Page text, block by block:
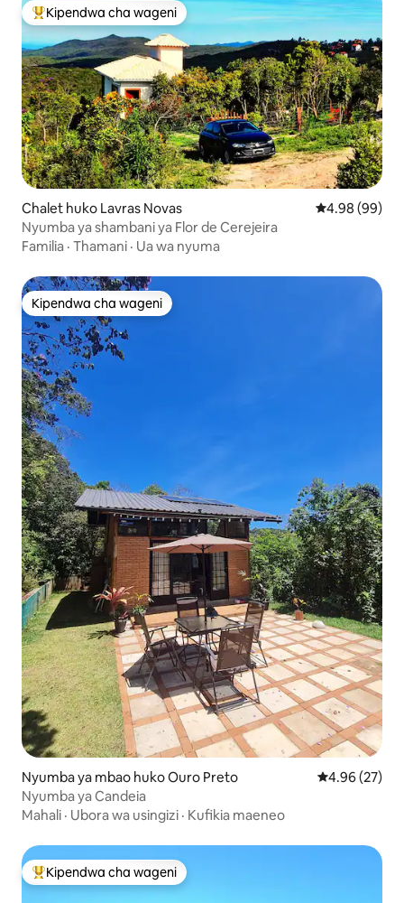
Kipendwa maarufu cha wageni
Kipendwa cha wageni
Chalet huko Lavras Novas Ukadiriaji wa
4.98 (99)
Nyumba ya shambani ya Flor de Cerejeira
Familia · Thamani · Ua wa nyuma
Kipendwa cha wageni
Kipendwa cha wageni
Nyumba ya mbao huko Ouro Preto Ukadiriaji wa
4.96 (27)
Nyumba ya Candeia
Mahali · Ubora wa usingizi · Kufikia maeneo
Kipendwa maarufu cha wageni
Kipendwa cha wageni